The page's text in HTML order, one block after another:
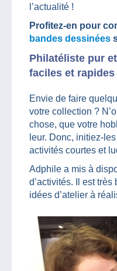
l’actualité !
Profitez-en pour
bandes dessinées
Philatéliste pur
faciles et
Envie de faire
votre collection ?
chose, que votre
leur. Donc, initiez-
activités courtes et
Adphile a mis à
d’activités. Il est très
idées d’atelier à